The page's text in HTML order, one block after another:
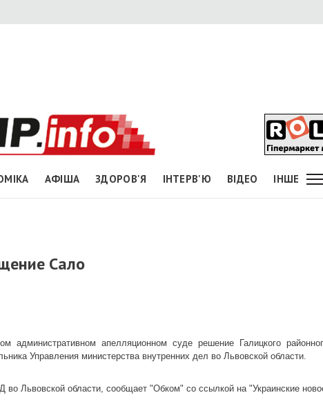
АФІША ЗДОРОВ'Я ІНТЕРВ'Ю ВІДЕО ІНШЕ
Сало
административном апелляционном суде решение Галицкого
Управления министерства внутренних дел во Львовской области.
Львовской области, сообщает "Обком" со ссылкой на "Украинские